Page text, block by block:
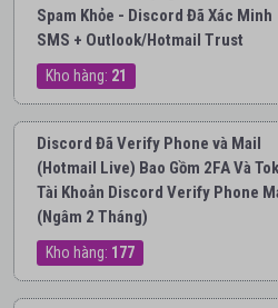
Spam Khỏe - Discord Đã Xác Minh
SMS + Outlook/Hotmail Trust
Kho hàng: 21
Discord Đã Verify Phone và Mail
(Hotmail Live) Bao Gồm 2FA Và
Tài Khoản Discord Verify Phone
(Ngâm 2 Tháng)
Kho hàng: 177